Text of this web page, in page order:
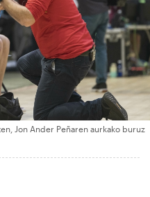
Jon Ander Peñaren aurkako buruz